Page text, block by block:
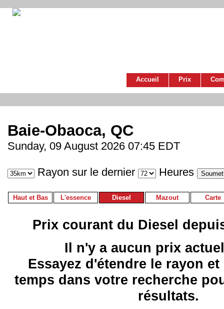
Accueil Prix
Baie-Obaoca, QC
Sunday, 09 August 2026 07:45 EDT
Rayon sur le dernier Heures
Haut et Bas L'essence Diesel Mazout Carte
Prix courant du Diesel
Il n'y a aucun prix
Essayez d'étendre le rayon
temps dans votre recherche
résultats.